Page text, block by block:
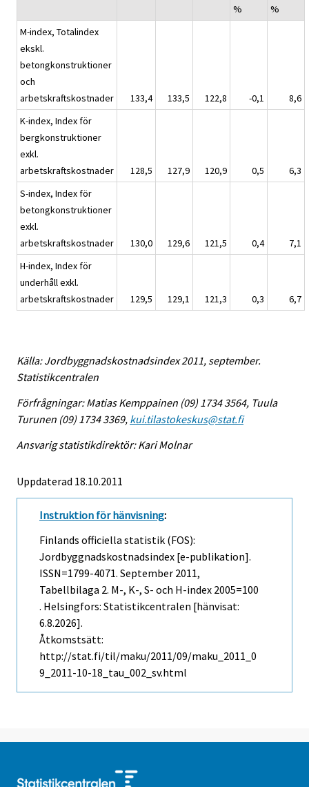
%
%
M-index, Totalindex
ekskl.
betongkonstruktioner
och
arbetskraftskostnader
133,4 133,5 122,8 -0,1
8,6
K-index, Index för
bergkonstruktioner
exkl.
arbetskraftskostnader
128,5 127,9 120,9 0,5
6,3
S-index, Index för
betongkonstruktioner
exkl.
arbetskraftskostnader
130,0 129,6 121,5 0,4
7,1
H-index, Index för
underhåll exkl.
arbetskraftskostnader
129,5 129,1 121,3 0,3 6,7
Källa: Jordbyggnadskostnadsindex 2011, september.
Statistikcentralen
Förfrågningar: Matias Kemppainen (09) 1734 3564, Tuula
Turunen (09) 1734 3369, kui.tilastokeskus@stat.fi
Ansvarig statistikdirektör: Kari Molnar
Uppdaterad 18.10.2011
Instruktion för hänvisning:
Finlands officiella statistik (FOS):
Jordbyggnadskostnadsindex [e-publikation].
ISSN=1799-4071. September 2011,
Tabellbilaga 2. M-, K-, S- och H-index 2005=100
. Helsingfors: Statistikcentralen [hänvisat:
6.8.2026].
Åtkomstsätt:
http://stat.fi/til/maku/2011/09/maku_2011_0
9_2011-10-18_tau_002_sv.html